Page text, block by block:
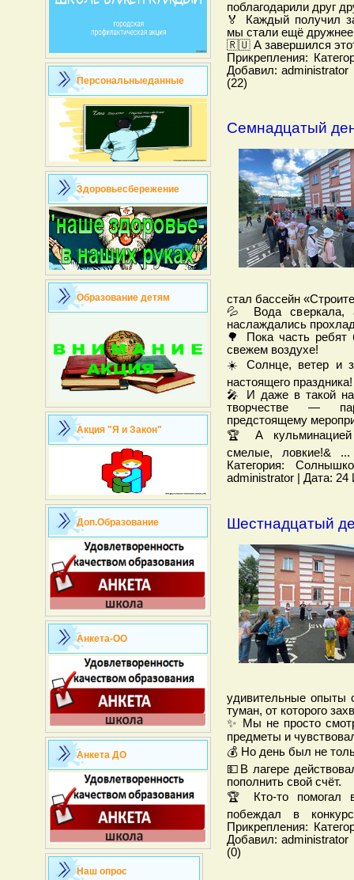
Персональныеданные
Здоровьесбережение
Образование детям
Акция "Я и Закон"
Доп.Образование
Анкета-ОО
Анкета ДО
Наш опрос
поблагодарили друг
🏅 Каждый получил
мы стали ещё дружнее
🇷🇺 А завершился
Прикрепления:
Добавил:
(22)
Семнадцатый
стал бассейн
💦 Вода сверкала,
наслаждались
🌳 Пока часть ребят
свежем воздухе!
☀️ Солнце, ветер и
настоящего праздника!
🎤 И даже в такой
творчестве —
предстоящему
🏆 А
смелые, ловкие!&
Категория:
administrator | Дата:
Шестнадцатый
удивительные опыты
туман, от которого
✨ Мы не просто
предметы и
💰 Но день был не
💵В лагере
пополнить свой счёт.
🏆 Кто-то помогал в
побеждал в
Прикрепления:
Добавил:
(0)